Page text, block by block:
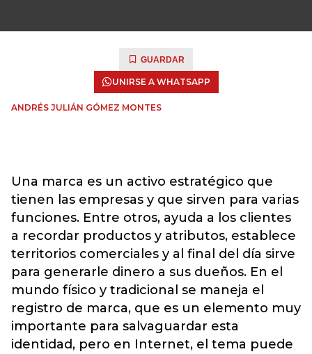
GUARDAR
UNIRSE A WHATSAPP
ANDRÉS JULIÁN GÓMEZ MONTES
Una marca es un activo estratégico que
tienen las empresas y que sirven para varias
funciones. Entre otros, ayuda a los clientes
a recordar productos y atributos, establece
territorios comerciales y al final del día sirve
para generarle dinero a sus dueños. En el
mundo físico y tradicional se maneja el
registro de marca, que es un elemento muy
importante para salvaguardar esta
identidad, pero en Internet, el tema puede